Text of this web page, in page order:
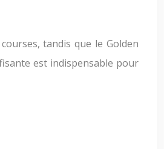
tandis que le Golden
est indispensable pour